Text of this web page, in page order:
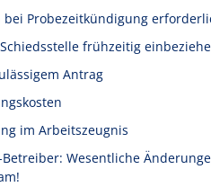
bei Probezeitkündigung
frühzeitig
Antrag
im Arbeitszeugnis
Wesentliche